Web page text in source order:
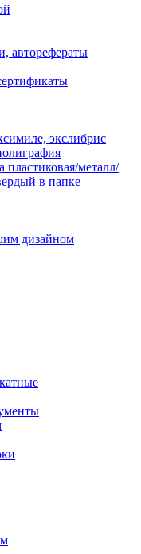
авторефераты
экслибрис
металл/
в папке
дизайном